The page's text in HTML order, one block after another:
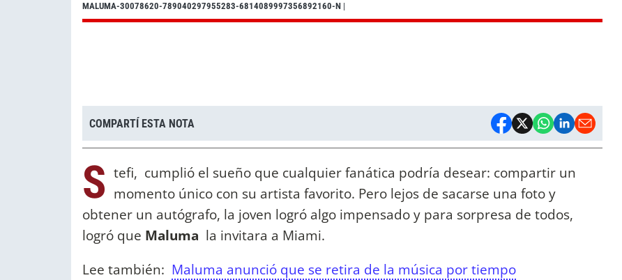
MALUMA-30078620-789040297955283-6814089997356892160-N |
COMPARTÍ ESTA NOTA
S tefi, cumplió el sueño que cualquier fanática podría desear: compartir un
momento único con su artista favorito. Pero lejos de sacarse una foto y
obtener un autógrafo, la joven logró algo impensado y para sorpresa de todos,
logró que Maluma la invitara a Miami.
Lee también: Maluma anunció que se retira de la música por tiempo